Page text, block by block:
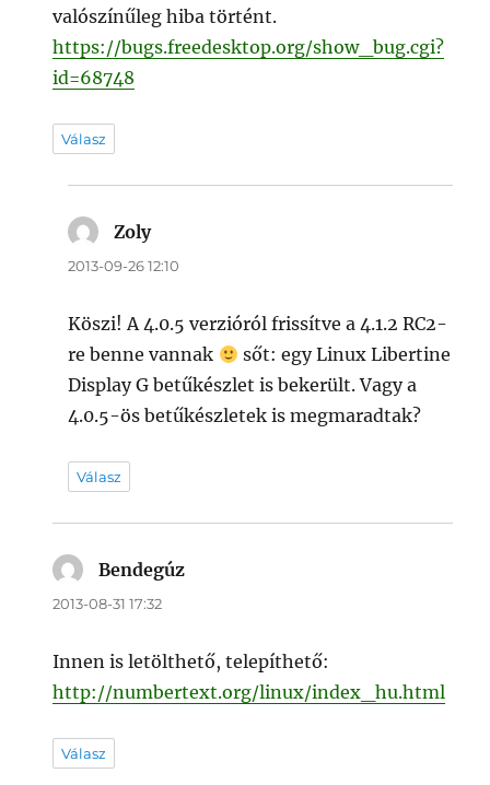
valószínűleg hiba történt.
https://bugs.freedesktop.org/show_bug.cgi?
id=68748
Válasz
Zolyszerint:
2013-09-26 12:10
Köszi! A 4.0.5 verzióról frissítve a 4.1.2 RC2-
re benne vannak
sőt: egy Linux Libertine
Display G betűkészlet is bekerült. Vagy a
4.0.5-ös betűkészletek is megmaradtak?
Válasz
Bendegúz
2013-08-31 17:32
Innen is letölthető, telepíthető:
http://numbertext.org/linux/index_hu.html
Válasz